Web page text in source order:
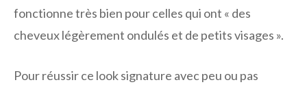
fonctionne très bien pour celles qui ont « des
cheveux légèrement ondulés et de petits visages ».
Pour réussir ce look signature avec peu ou pas